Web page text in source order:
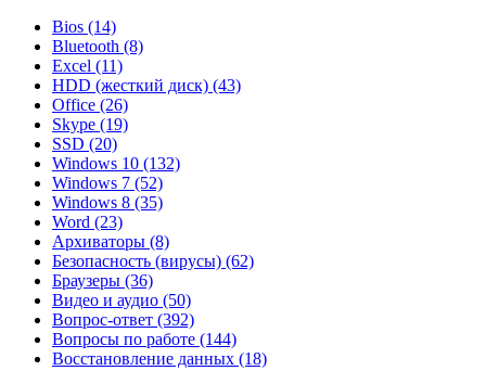
Bios (14)
Bluetooth (8)
Excel (11)
HDD (жесткий диск) (43)
Office (26)
Skype (19)
SSD (20)
Windows 10 (132)
Windows 7 (52)
Windows 8 (35)
Word (23)
Архиваторы (8)
Безопасность (вирусы) (62)
Браузеры (36)
Видео и аудио (50)
Вопрос-ответ (392)
Вопросы по работе (144)
Восстановление данных (18)